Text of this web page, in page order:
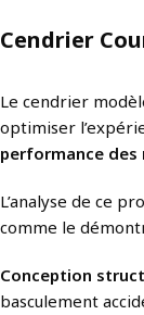
Cendrier
Le cendrier
optimiser
performance des
L’analyse de ce
comme le
Conception
basculement